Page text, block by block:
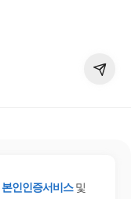
본인인증서비스 및